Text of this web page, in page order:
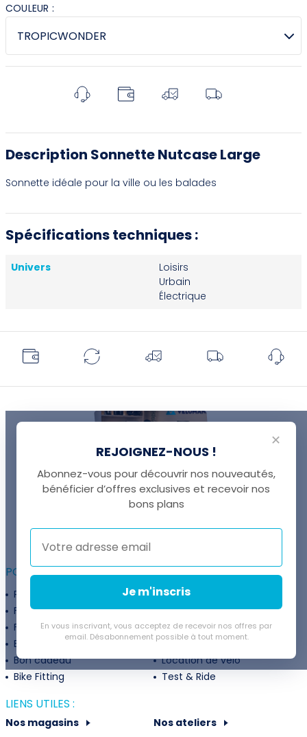
COULEUR :
Description Sonnette Nutcase Large
Sonnette idéale pour la ville ou les balades
Spécifications techniques :
Univers
Loisirs
Urbain
Électrique
UNE QUESTION ?
+41 22 307 02 00
POUR ALLER PLUS LOIN :
Programme fidélité
Entreprises
Financement
Services
Flexibilité de paiement
Subventions
Extension de garantie
Politique de retour
Bon cadeau
Location de vélo
Bike Fitting
Test & Ride
LIENS UTILES :
Nos magasins
Nos ateliers
✕
REJOIGNEZ-NOUS !
Abonnez-vous pour découvrir nos nouveautés,
bénéficier d’offres exclusives et recevoir nos
bons plans
Je m'inscris
En vous inscrivant, vous acceptez de recevoir nos offres par
email. Désabonnement possible à tout moment.